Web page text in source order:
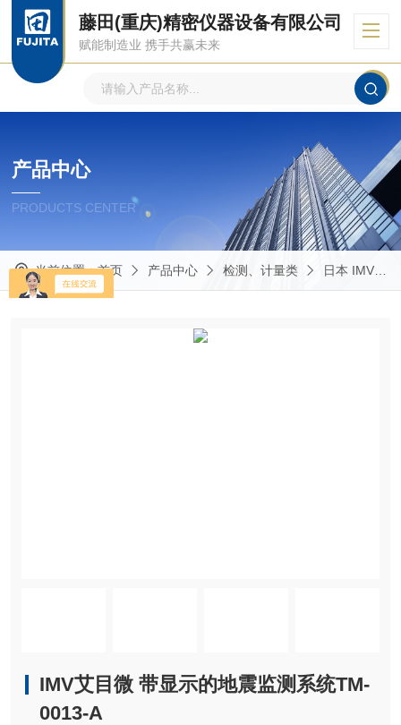
藤田(重庆)精密仪器设备有限公司
赋能制造业 携手共赢未来
产品中心
PRODUCTS CENTER
当前位置：首页 产品中心 检测、计量类 日本 IMV 艾目微
IMV艾目微 带显示的地震监测系统TM-
0013-A